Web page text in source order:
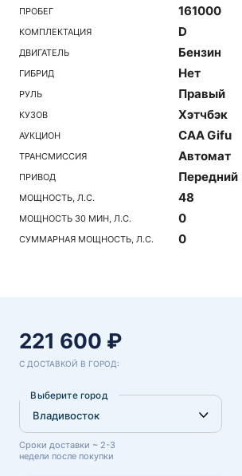
ПРОБЕГ 161000
КОМПЛЕКТАЦИЯ D
ДВИГАТЕЛЬ Бензин
ГИБРИД Нет
РУЛЬ Правый
КУЗОВ Хэтчбэк
АУКЦИОН CAA Gifu
ТРАНСМИССИЯ Автомат
ПРИВОД Передний
МОЩНОСТЬ, Л.С. 48
МОЩНОСТЬ 30 МИН, Л.С. 0
СУММАРНАЯ МОЩНОСТЬ, Л.С. 0
221 600 ₽
С ДОСТАВКОЙ В ГОРОД:
Выберите город
Сроки доставки ~ 2-3
недели после покупки